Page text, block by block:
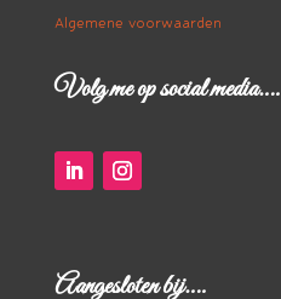
Algemene voorwaarden
Volg me op social media….
Aangesloten bij….